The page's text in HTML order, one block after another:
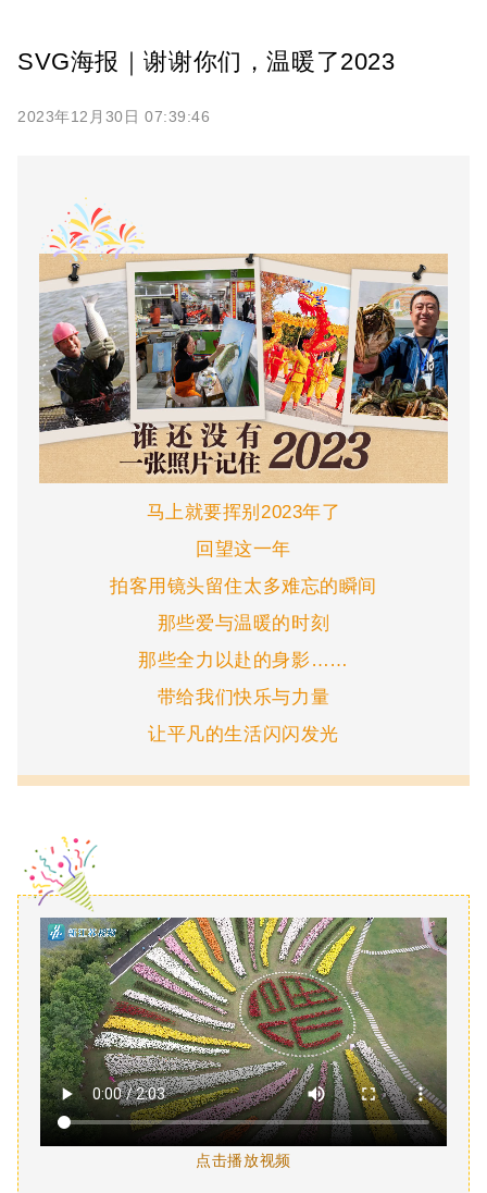
SVG海报｜谢谢你们，温暖了2023
2023年12月30日 07:39:46
马上就要挥别2023年了
回望这一年
拍客用镜头留住太多难忘的瞬间
那些爱与温暖的时刻
那些全力以赴的身影……
带给我们快乐与力量
让平凡的生活闪闪发光
点击播放视频